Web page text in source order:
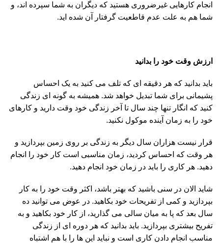
انجام کارهایی غیرضروری هستید که دیگران به شما سپرده اند، و
شما هم به علت عدم قاطعیت گرفتار آن شده اید.
ارزش وقت خود را بدانید
باید بدانید که هر دقیقه ای که تلف می کنید به یک احساس
پشیمانی برای شما تبدیل خواهد شد. همیشه به گونه ای زندگی
کنید که انگار تنها چند سال تا آخر زندگی خود وقت دارید و کارهای
خود را به زمان آینده موکول نکنید.
قرار نیست هزاران سال دیگر به زندگی بر روی زمین بپردازید و
هر وقت که احساس کردید، زمان مناسبی است کار خود را انجام
دهید. هر کاری را باید در زمان خود انجام دهید.
شاید الان در سنی باشید که بهتر باشد، اکثر وقت خود را به کار
بپردازید و کمی از تفریحات خود بکاهید. در عوض می توانید ده
سال بعد که پا به میان سالی می گذارید، از کار خود بکاهید و به
تفریح بیشتری بپردازید. باید بدانید که هر دوره ای از زندگی
مناسب انجام دادن کاری است و نباید این ها را با هم اشتباه